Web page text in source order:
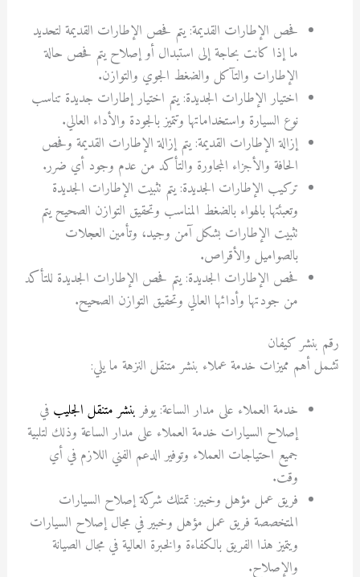
فحص الإطارات القديمة: يتم فحص الإطارات القديمة لتحديد
ما إذا كانت بحاجة إلى استبدال أو إصلاح يتم فحص حالة
الإطارات والتآكل والضغط الجوي والتوازن.
اختيار الإطارات الجديدة: يتم اختيار إطارات جديدة تناسب
نوع السيارة واستخداماتها وتتميز بالجودة والأداء العالي.
إزالة الإطارات القديمة: يتم إزالة الإطارات القديمة وفحص
الحافة والأجزاء المجاورة والتأكد من عدم وجود أي ضرر.
تركيب الإطارات الجديدة: يتم تثبيت الإطارات الجديدة
وتعبئتها بالهواء بالضغط المناسب وتحقيق التوازن الصحيح يتم
تثبيت الإطارات بشكل آمن وجيد، وتأمين العجلات
بالصواميل والأقراص.
فحص الإطارات الجديدة: يتم فحص الإطارات الجديدة للتأكد
من جودتها وأدائها العالي وتحقيق التوازن الصحيح.
رقم بنشر كيفان
تشمل أهم مميزات خدمة عملاء بنشر متنقل النزهة ما يلي:
خدمة العملاء على مدار الساعة: يوفربنشر متنقل الجليب في
إصلاح السيارات خدمة العملاء على مدار الساعة وذلك لتلبية
جميع احتياجات العملاء وتوفير الدعم الفني اللازم في أي
وقت.
فريق عمل مؤهل وخبير: تمتلك شركة إصلاح السيارات
المتخصصة فريق عمل مؤهل وخبير في مجال إصلاح السيارات
ويتميز هذا الفريق بالكفاءة والخبرة العالية في مجال الصيانة
والإصلاح.